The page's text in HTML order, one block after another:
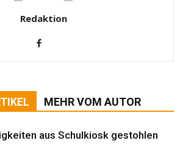
Redaktion
MEHR VOM AUTOR
aus Schulkiosk gestohlen